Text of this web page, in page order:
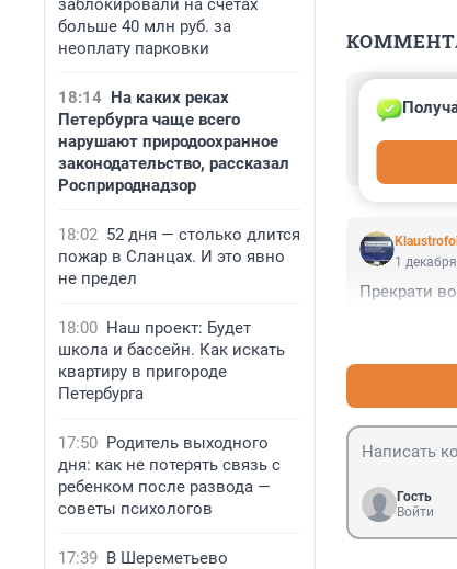
заблокировали на счетах
больше 40 млн руб. за
неоплату парковки
18:14 На каких реках
Петербурга чаще всего
нарушают природоохранное
законодательство, рассказал
Росприроднадзор
18:02 52 дня — столько длится
пожар в Сланцах. И это явно
не предел
18:00 Наш проект: Будет
школа и бассейн. Как искать
квартиру в пригороде
Петербурга
17:50 Родитель выходного
дня: как не потерять связь с
ребенком после развода —
советы психологов
17:39 В Шереметьево
1
Хорошо
со своими
1
Прекрати
Гость
Войти